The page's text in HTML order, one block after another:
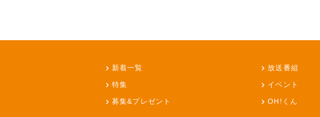
新着一覧 放送番組
特集 イベント
募集&プレゼント OH!くん